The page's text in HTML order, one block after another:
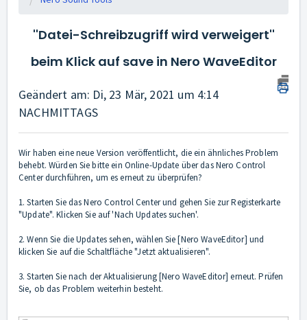
''Datei-Schreibzugriff wird verweigert''
beim Klick auf save in Nero WaveEditor
Geändert am: Di, 23 Mär, 2021 um 4:14
NACHMITTAGS
Wir haben eine neue Version veröffentlicht, die ein ähnliches Problem
behebt. Würden Sie bitte ein Online-Update über das Nero Control
Center durchführen, um es erneut zu überprüfen?
1. Starten Sie das Nero Control Center und gehen Sie zur Registerkarte
"Update". Klicken Sie auf 'Nach Updates suchen'.
2. Wenn Sie die Updates sehen, wählen Sie [Nero WaveEditor] und
klicken Sie auf die Schaltfläche "Jetzt aktualisieren".
3. Starten Sie nach der Aktualisierung [Nero WaveEditor] erneut. Prüfen
Sie, ob das Problem weiterhin besteht.